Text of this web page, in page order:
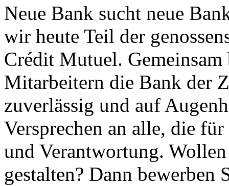
Neue Bank sucht neue
wir heute Teil der
Crédit Mutuel.
Mitarbeitern die Bank der
zuverlässig und auf
Versprechen an alle, die
und Verantwortung.
gestalten? Dann bewerben